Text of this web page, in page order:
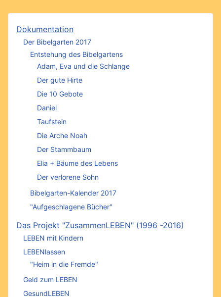
Dokumentation
Der Bibelgarten 2017
Entstehung des Bibelgartens
Adam, Eva und die Schlange
Der gute Hirte
Die 10 Gebote
Daniel
Taufstein
Die Arche Noah
Der Stammbaum
Elia + Bäume des Lebens
Der verlorene Sohn
Bibelgarten-Kalender 2017
"Aufgeschlagene Bücher"
Das Projekt "ZusammenLEBEN" (1996 -2016)
LEBEN mit Kindern
LEBENlassen
"Heim in die Fremde"
Geld zum LEBEN
GesundLEBEN